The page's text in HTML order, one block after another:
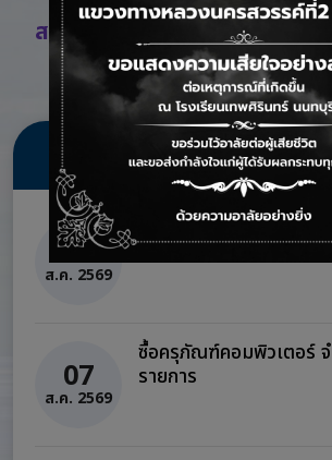
สมัครสอบออนไลน์
ข่าวจัดซื้อจัดจ้
07
ส.ค. 2569
ซื้อครุภัณฑ์คอมพิวเตอร์
07
ส.ค. 2569
ซื้อครุภัณฑ์คอมพิวเตอร์
รายการ